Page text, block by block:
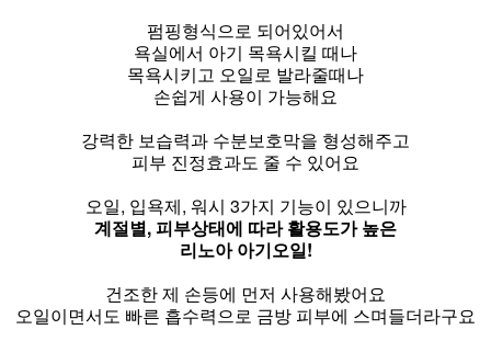
펌핑형식으로 되어있어서
욕실에서 아기 목욕시킬 때나
목욕시키고 오일로 발라줄때나
손쉽게 사용이 가능해요
강력한 보습력과 수분보호막을 형성해주고
피부 진정효과도 줄 수 있어요
오일, 입욕제, 워시 3가지 기능이 있으니까
계절별, 피부상태에 따라 활용도가 높은
리노아 아기오일!
건조한 제 손등에 먼저 사용해봤어요
오일이면서도 빠른 흡수력으로 금방 피부에 스며들더라구요